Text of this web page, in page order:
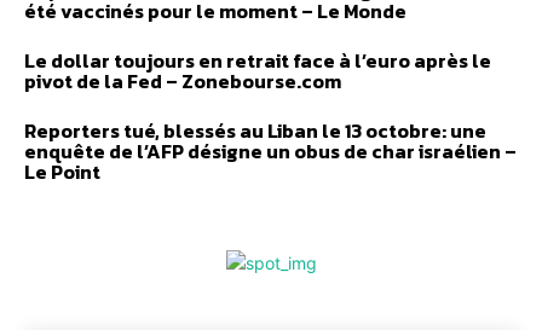
été vaccinés pour le moment – Le Monde
Le dollar toujours en retrait face à l’euro après le
pivot de la Fed – Zonebourse.com
Reporters tué, blessés au Liban le 13 octobre: une
enquête de l’AFP désigne un obus de char israélien –
Le Point